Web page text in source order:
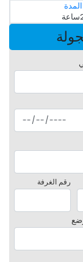
المدة
رقم الغرفة